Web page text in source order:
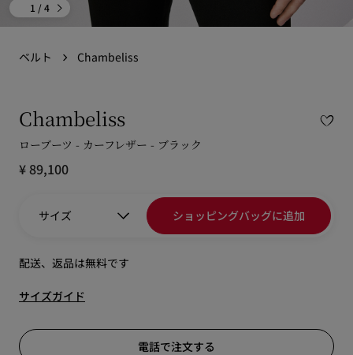
1 / 4
ベルト Chambeliss
Chambeliss
ローブーツ - カーフレザー - ブラック
¥ 89,100
サイズ ショッピングバッグに追加
配送、返品は無料です
サイズガイド
電話で注文する